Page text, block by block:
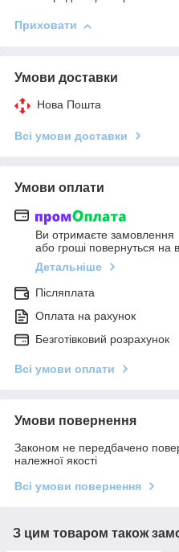
Приховати
Умови доставки
Нова Пошта
Всі умови доставки
Умови оплати
Ви отримаєте замовлення
або гроші повернуться на
Детальніше
Післяплата
Оплата на рахунок
Безготівковий розрахунок
Всі умови оплати
Умови повернення
Законом не передбачено
належної якості
Всі умови повернення
З цим товаром також